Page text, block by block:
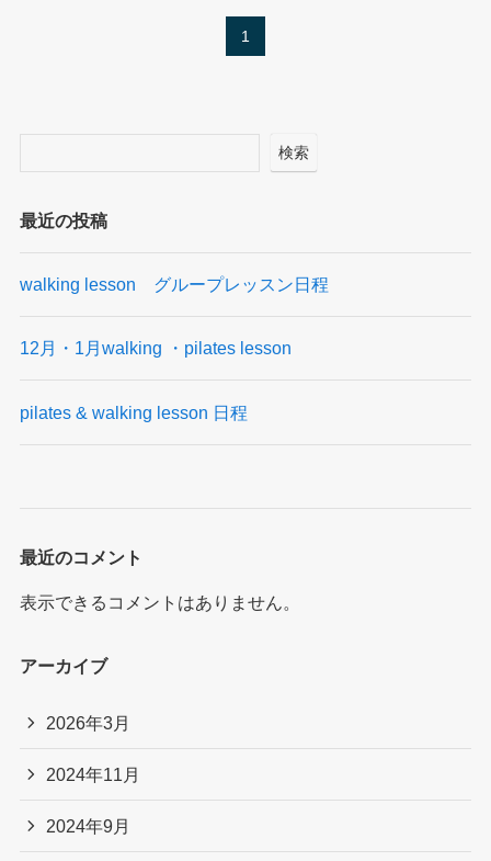
1
検索
最近の投稿
walking lesson グループレッスン日程
12月・1月walking ・pilates lesson
pilates & walking lesson 日程
最近のコメント
表示できるコメントはありません。
アーカイブ
2026年3月
2024年11月
2024年9月